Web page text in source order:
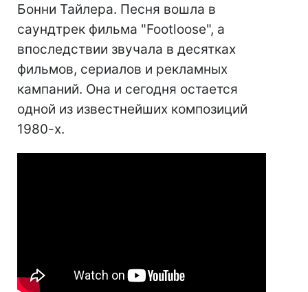
Бонни Тайлера. Песня вошла в
саундтрек фильма "Footloose", а
впоследствии звучала в десятках
фильмов, сериалов и рекламных
кампаний. Она и сегодня остается
одной из известнейших композиций
1980-х.